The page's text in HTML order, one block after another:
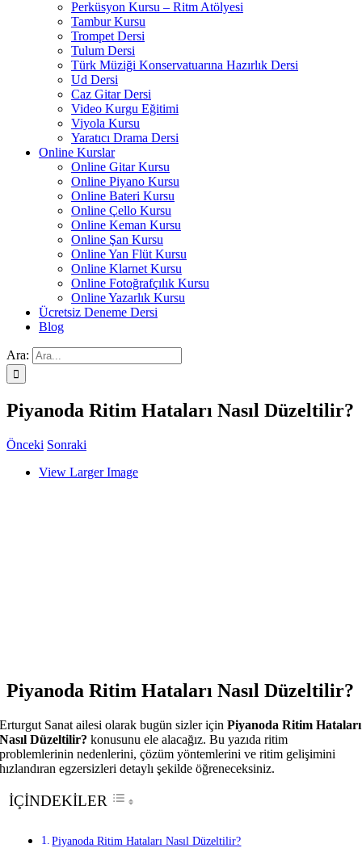
Perküsyon Kursu – Ritm Atölyesi
Tambur Kursu
Trompet Dersi
Tulum Dersi
Türk Müziği Konservatuarına Hazırlık Dersi
Ud Dersi
Caz Gitar Dersi
Video Kurgu Eğitimi
Viyola Kursu
Yaratıcı Drama Dersi
Online Kurslar
Online Gitar Kursu
Online Piyano Kursu
Online Bateri Kursu
Online Çello Kursu
Online Keman Kursu
Online Şan Kursu
Online Yan Flüt Kursu
Online Klarnet Kursu
Online Fotoğrafçılık Kursu
Online Yazarlık Kursu
Ücretsiz Deneme Dersi
Blog
Ara:
Piyanoda Ritim Hataları Nasıl Düzeltilir?
Önceki Sonraki
View Larger Image
Piyanoda Ritim Hataları Nasıl Düzeltilir?
Erturgut Sanat ailesi olarak bugün sizler içinPiyanoda Ritim Hataları
Nasıl Düzeltilir? konusunu ele alacağız. Bu yazıda ritim
problemlerinin nedenlerini, çözüm yöntemlerini ve ritim gelişimini
hızlandıran egzersizleri detaylı şekilde öğreneceksiniz.
İÇİNDEKİLER
Piyanoda Ritim Hataları Nasıl Düzeltilir?